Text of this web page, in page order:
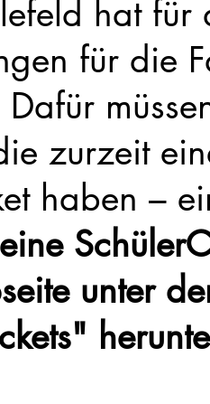
hat
für die
Dafür
zurzeit
haben –
unter